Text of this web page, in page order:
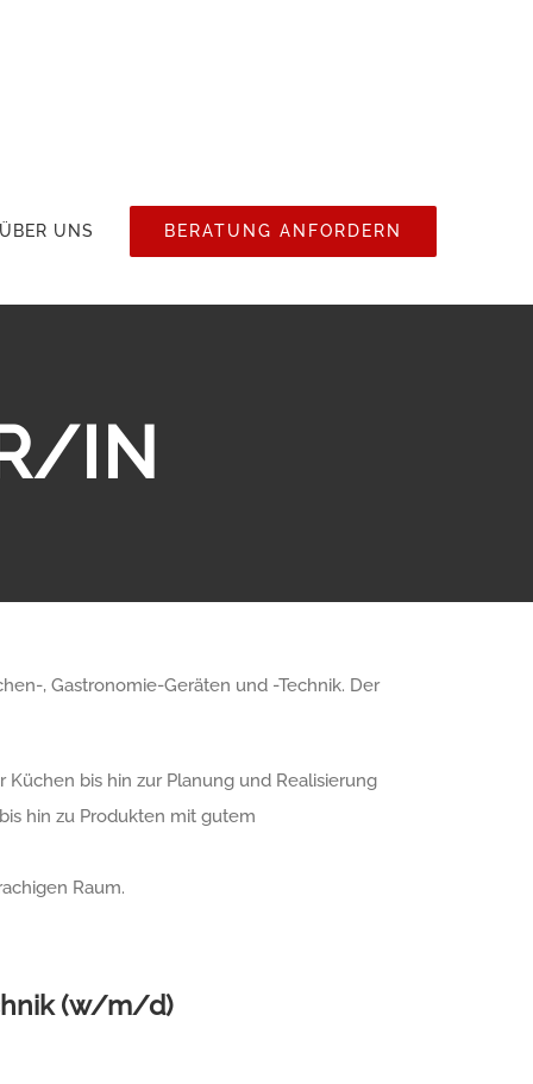
ÜBER UNS BERATUNG ANFORDERN
IN
, Gastronomie-Geräten und -Technik. Der
bis hin zur Planung und Realisierung
hin zu Produkten mit gutem
Raum.
(w/m/d)